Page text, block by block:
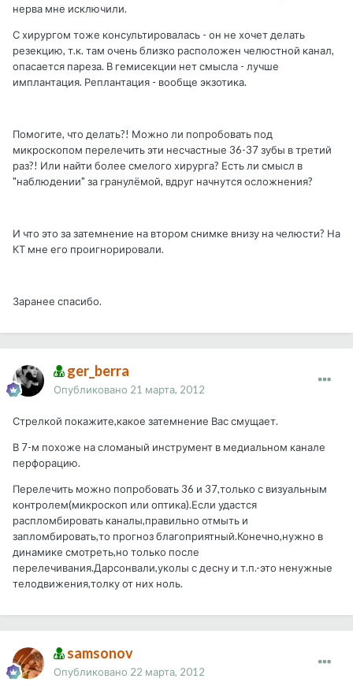
нерва мне исключили.
С хирургом тоже консультировалась - он не хочет делать
резекцию, т.к. там очень близко расположен челюстной канал,
опасается пареза. В гемисекции нет смысла - лучше
имплантация. Реплантация - вообще экзотика.
Помогите, что делать?! Можно ли попробовать под
микроскопом перелечить эти несчастные 36-37 зубы в третий
раз?! Или найти более смелого хирурга? Есть ли смысл в
"наблюдении" за гранулёмой, вдруг начнутся осложнения?
И что это за затемнение на втором снимке внизу на челюсти? На
КТ мне его проигнорировали.
Заранее спасибо.
ger_berra
Опубликовано 21 марта, 2012
Стрелкой покажите,какое затемнение Вас смущает.
В 7-м похоже на сломаный инструмент в медиальном канале
перфорацию.
Перелечить можно попробовать 36 и 37,только с визуальным
контролем(микроскоп или оптика).Если удастся
распломбировать каналы,правильно отмыть и
запломбировать,то прогноз благоприятный.Конечно,нужно в
динамике смотреть,но только после
перелечивания.Дарсонвали,уколы с десну и т.п.-это ненужные
телодвижения,толку от них ноль.
samsonov
Опубликовано 22 марта, 2012